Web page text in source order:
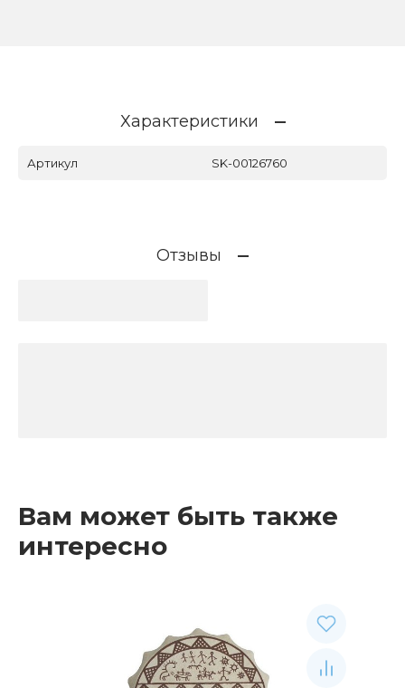
Характеристики
Артикул SK-00126760
Отзывы
Вам может быть также
интересно